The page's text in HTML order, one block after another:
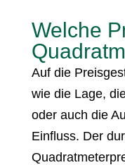
Welche
Auf die
wie die Lage,
oder auch die
Einfluss. Der